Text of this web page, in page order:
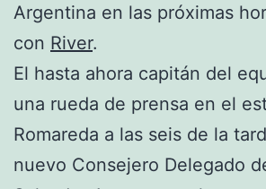
Argentina en las próximas
con River.
El hasta ahora capitán del
una rueda de prensa en el
Romareda a las seis de la
nuevo Consejero Delegado